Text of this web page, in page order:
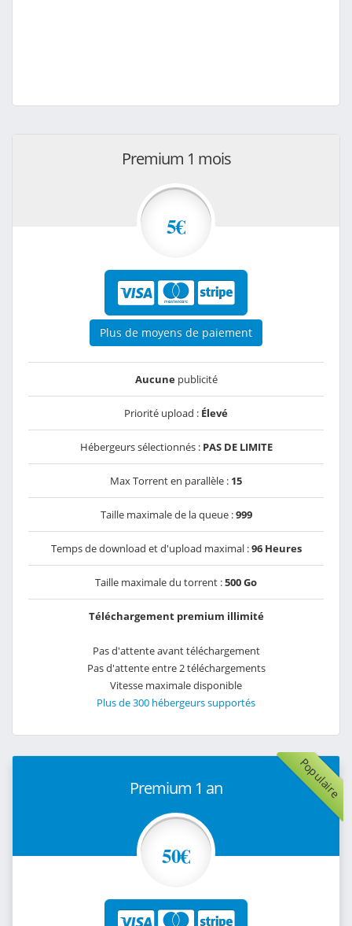
Premium 1 mois
5€
Plus de moyens de paiement
Aucunepublicité
Priorité upload : Élevé
Hébergeurs sélectionnés : PAS DE LIMITE
Max Torrent en parallèle : 15
Taille maximale de la queue :999
Temps de download et d'upload maximal :96 Heures
Taille maximale du torrent :500 Go
Téléchargement premium illimité
Pas d'attente avant téléchargement
Pas d'attente entre 2 téléchargements
Vitesse maximale disponible
Plus de 300 hébergeurs supportés
Populaire
Premium 1 an
50€